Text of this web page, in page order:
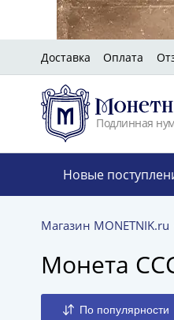
Доставка Оплата
Подлинная
Новые
Магазин MONETNIK.ru
Монета
По популярности